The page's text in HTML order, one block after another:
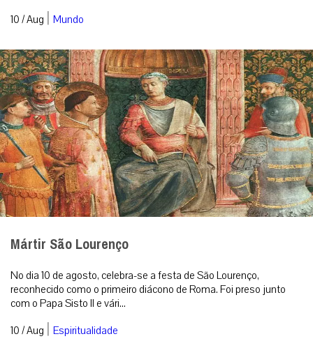
10 / Aug | Mundo
Mártir São Lourenço
No dia 10 de agosto, celebra-se a festa de São Lourenço,
reconhecido como o primeiro diácono de Roma. Foi preso junto
com o Papa Sisto II e vári...
10 / Aug | Espiritualidade